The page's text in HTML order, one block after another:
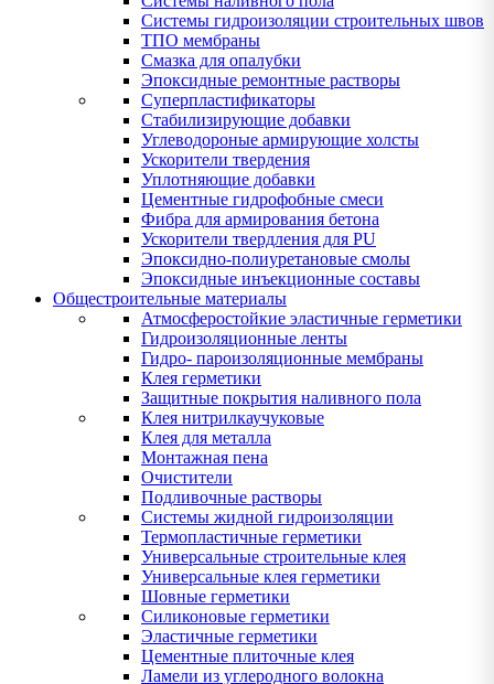
Системы гидроизоляции строительных швов
ТПО мембраны
Смазка для опалубки
Эпоксидные ремонтные растворы
Суперпластификаторы
Стабилизирующие добавки
Углеводороные армирующие холсты
Ускорители твердения
Уплотняющие добавки
Цементные гидрофобные смеси
Фибра для армирования бетона
Ускорители твердления для PU
Эпоксидно-полиуретановые смолы
Эпоксидные инъекционные составы
Общестроительные материалы
Атмосферостойкие эластичные герметики
Гидроизоляционные ленты
Гидро- пароизоляционные мембраны
Клея герметики
Защитные покрытия наливного пола
Клея нитрилкаучуковые
Клея для металла
Монтажная пена
Очистители
Подливочные растворы
Системы жидной гидроизоляции
Термопластичные герметики
Универсальные строительные клея
Универсальные клея герметики
Шовные герметики
Силиконовые герметики
Эластичные герметики
Цементные плиточные клея
Ламели из углеродного волокна